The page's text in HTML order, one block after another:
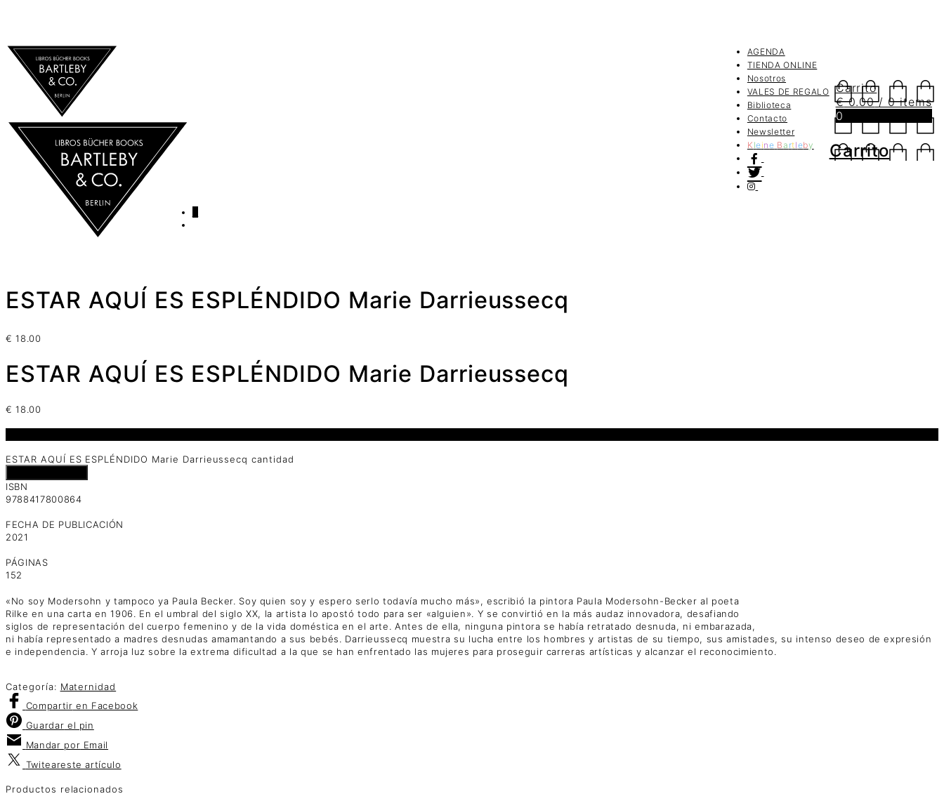
AGENDA
TIENDA ONLINE
Nosotros
VALES DE REGALO
Biblioteca
Contacto
Newsletter
K leine Ba rtleby
Carrito
€0.00 / 0 items
0
Carrito
ESTAR AQUÍ ES ESPLÉNDIDO Marie Darrieussecq
€ 18.00
ESTAR AQUÍ ES ESPLÉNDIDO Marie Darrieussecq
€ 18.00
ESTAR AQUÍ ES ESPLÉNDIDO Marie Darrieussecq cantidad
ISBN
9788417800864
FECHA DE PUBLICACIÓN
2021
PÁGINAS
152
«No soy Modersohn y tampoco ya Paula Becker. Soy quien soy y espero serlo todavía mucho más», escribió la pintora Paula Modersohn-Becker al poeta
Rilke en una carta en 1906. En el umbral del siglo XX, la artista lo apostó todo para ser «alguien». Y se convirtió en la más audaz innovadora, desafiando
siglos de representación del cuerpo femenino y de la vida doméstica en el arte. Antes de ella, ninguna pintora se había retratado desnuda, ni embarazada,
ni había representado a madres desnudas amamantando a sus bebés. Darrieussecq muestra su lucha entre los hombres y artistas de su tiempo, sus amistades, su intenso deseo de expresión
e independencia. Y arroja luz sobre la extrema dificultad a la que se han enfrentado las mujeres para proseguir carreras artísticas y alcanzar el reconocimiento.
Categoría: Maternidad
Compartir en Facebook
Guardar el pin
Mandar por Email
Twiteareste artículo
Productos relacionados